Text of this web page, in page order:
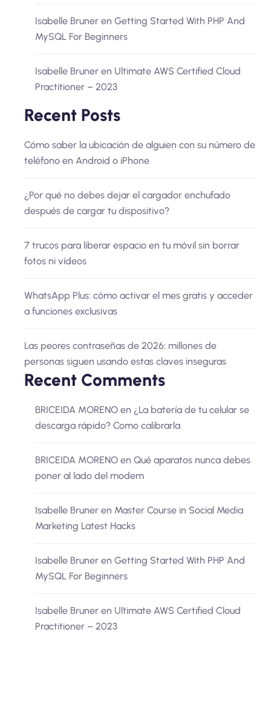
Isabelle Bruner en Getting Started With PHP And
MySQL For Beginners
Isabelle Bruner en Ultimate AWS Certified Cloud
Practitioner – 2023
Recent Posts
Cómo saber la ubicación de alguien con su número de
teléfono en Android o iPhone
¿Por qué no debes dejar el cargador enchufado
después de cargar tu dispositivo?
7 trucos para liberar espacio en tu móvil sin borrar
fotos ni vídeos
WhatsApp Plus: cómo activar el mes gratis y acceder
a funciones exclusivas
Las peores contraseñas de 2026: millones de
personas siguen usando estas claves inseguras
Recent Comments
BRICEIDA MORENO en ¿La batería de tu celular se
descarga rápido? Como calibrarla
BRICEIDA MORENO en Qué aparatos nunca debes
poner al lado del modem
Isabelle Bruner en Master Course in Social Media
Marketing Latest Hacks
Isabelle Bruner en Getting Started With PHP And
MySQL For Beginners
Isabelle Bruner en Ultimate AWS Certified Cloud
Practitioner – 2023